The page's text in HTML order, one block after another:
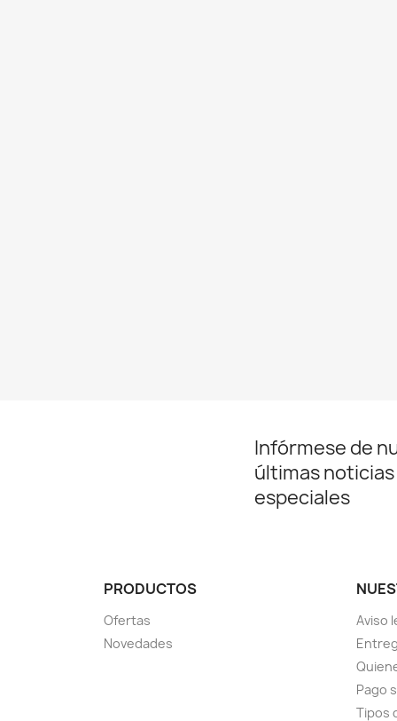
Infórmese de
últimas
especiales
PRODUCTOS
Ofertas
Novedades
Aviso
Pago
Tipos